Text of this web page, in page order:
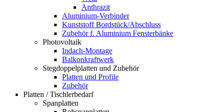
Anthrazit
Aluminium-Verbinder
Kunststoff Bordstück/Abschluss
Zubehör f. Aluminium Fensterbänke
Photovoltaik
Indach-Montage
Balkonkraftwerk
Stegdoppelplatten und Zubehör
Platten und Profile
Zubehör
Platten / Tischlerbedarf
Spanplatten